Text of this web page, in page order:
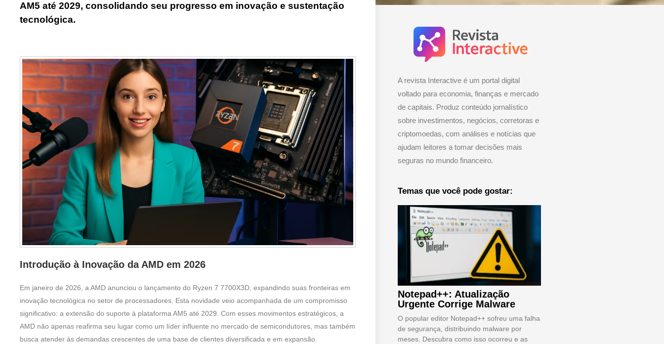
AM5 até 2029, consolidando seu progresso em inovação e sustentação
tecnológica.
Introdução à Inovação da AMD em 2026
Em janeiro de 2026, a AMD anunciou o lançamento do Ryzen 7 7700X3D, expandindo suas fronteiras em
inovação tecnológica no setor de processadores. Esta novidade veio acompanhada de um compromisso
significativo: a extensão do suporte à plataforma AM5 até 2029. Com esses movimentos estratégicos, a
AMD não apenas reafirma seu lugar como um líder influente no mercado de semicondutores, mas também
busca atender às demandas crescentes de uma base de clientes diversificada e em expansão.
A revista Interactive é um portal digital
voltado para economia, finanças e mercado
de capitais. Produz conteúdo jornalístico
sobre investimentos, negócios, corretoras e
criptomoedas, com análises e notícias que
ajudam leitores a tomar decisões mais
seguras no mundo financeiro.
Temas que você pode gostar:
Notepad++: Atualização
Urgente Corrige Malware
O popular editor Notepad++ sofreu uma falha
de segurança, distribuindo malware por
meses. Descubra como isso ocorreu e as